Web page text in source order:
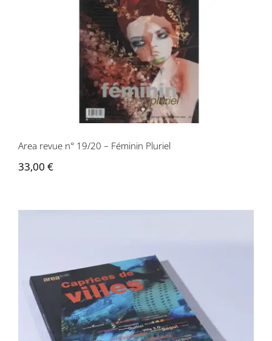
À propos
Area revue n° 19/20 – Féminin Pluriel
Area revue n° 19/20 – Féminin Pluriel
33,00 €
Area revue n°16 – Caprices des villes